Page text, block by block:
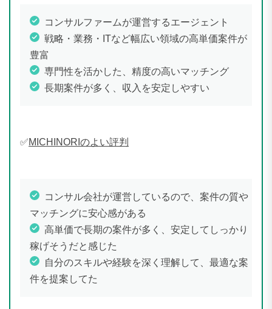
コンサルファームが運営するエージェント
戦略・業務・ITなど幅広い領域の高単価案件が
豊富
専門性を活かした、精度の高いマッチング
長期案件が多く、収入を安定しやすい
✅MICHINORIのよい評判
コンサル会社が運営しているので、案件の質や
マッチングに安心感がある
高単価で長期の案件が多く、安定してしっかり
稼げそうだと感じた
自分のスキルや経験を深く理解して、最適な案
件を提案してた